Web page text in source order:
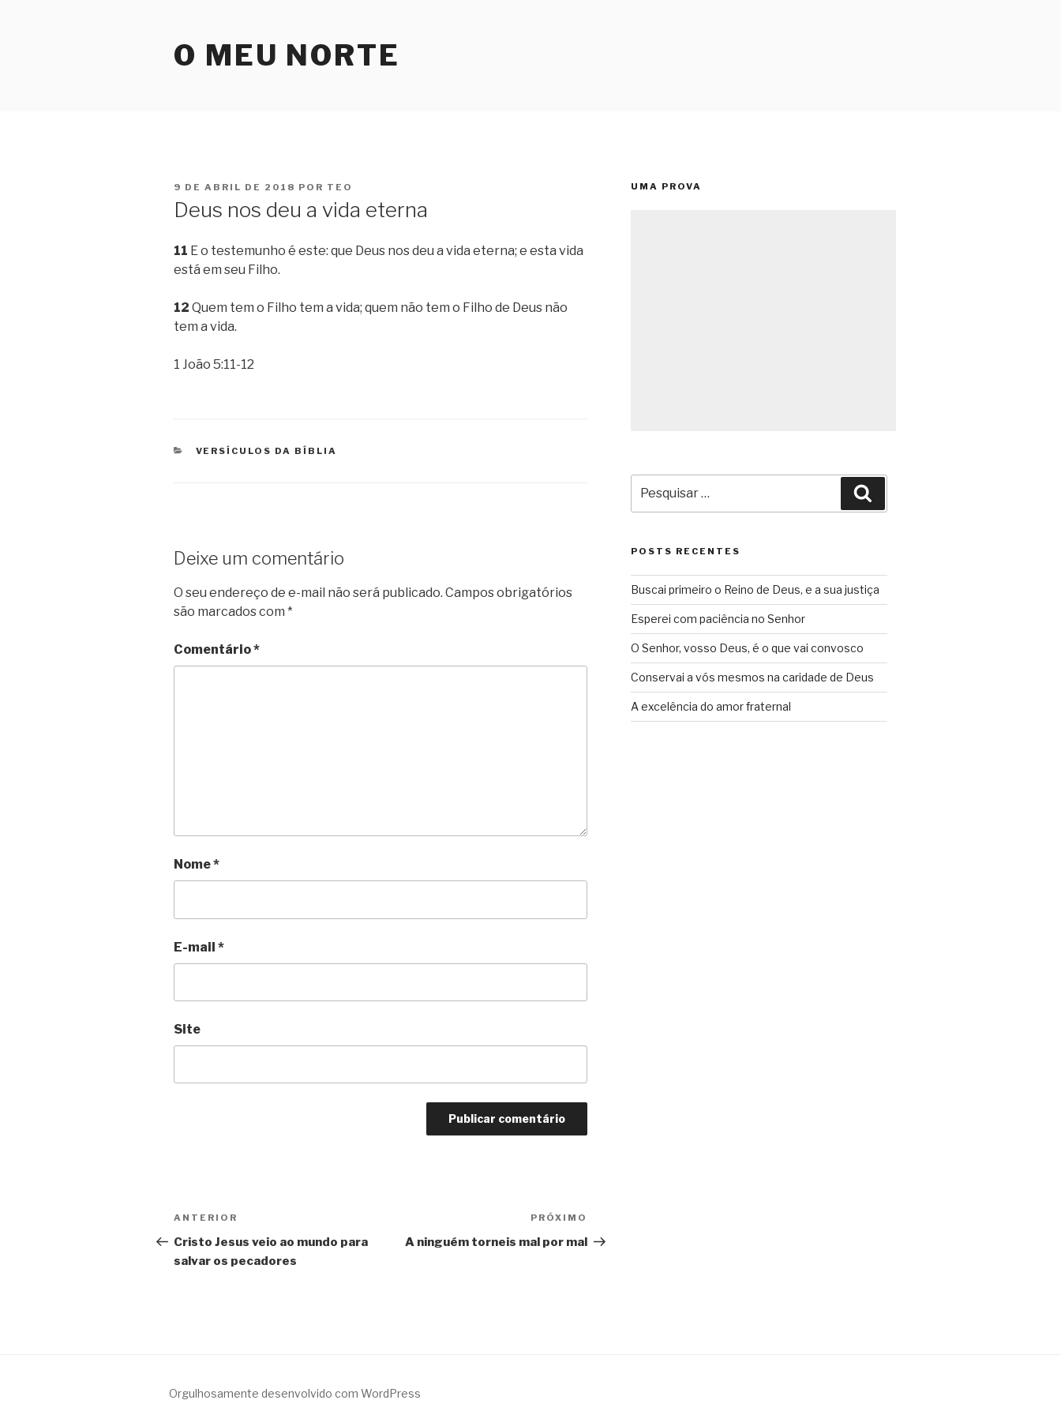
O MEU NORTE
PUBLICADO
9 DE ABRIL DE 2018 POR TEO
Deus nos deu a vida eterna
11 E o testemunho é este: que Deus nos deu a vida eterna; e esta vida
está em seu Filho.
12 Quem tem o Filho tem a vida; quem não tem o Filho de Deus não
tem a vida.
1 João 5:11-12
CATEGORIAS
VERSÍCULOS DA BÍBLIA
Deixe um comentário
O seu endereço de e-mail não será publicado. Campos obrigatórios
são marcados com *
Comentário*
Nome*
E-mail *
Site
Navegação
de
Post
Post
anterior
ANTERIOR
Cristo Jesus veio ao mundo para
salvar os pecadores
post
PRÓXIMO
A ninguém torneis mal por mal
UMA PROVA
por:
POSTS RECENTES
Buscai primeiro o Reino de Deus, e a sua justiça
Esperei com paciência no Senhor
O Senhor, vosso Deus, é o que vai convosco
Conservai a vós mesmos na caridade de Deus
A excelência do amor fraternal
Orgulhosamente desenvolvido com WordPress